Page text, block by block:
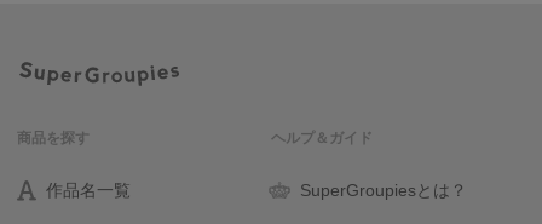
商品を探す
作品名一覧
ヘルプ＆ガイド
SuperGroupiesとは？